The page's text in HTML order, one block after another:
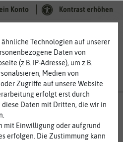
Konto Kontrast erhöhen
Technologien auf unserer
Daten von
(z.B. IP-Adresse), um z.B.
Medien von
Zugriffe auf unsere Website
erfolgt erst durch
Daten mit Dritten, die wir in
mit Einwilligung oder aufgrund
erfolgen. Die Zustimmung kann